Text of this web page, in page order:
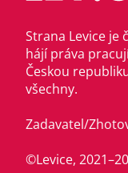
Strana Levice je
hájí práva
Českou
všechny.
Zadavatel/
©Levice,